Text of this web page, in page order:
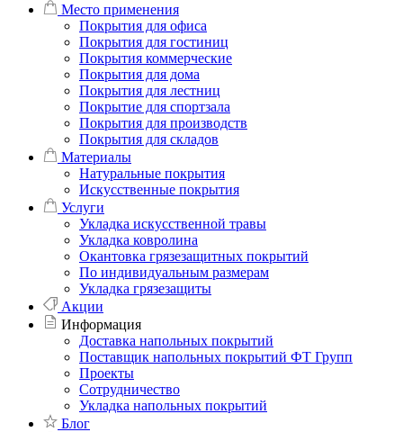
Место применения
Покрытия для офиса
Покрытия для гостиниц
Покрытия коммерческие
Покрытия для дома
Покрытия для лестниц
Покрытие для спортзала
Покрытия для производств
Покрытия для складов
Материалы
Натуральные покрытия
Искусственные покрытия
Услуги
Укладка искусственной травы
Укладка ковролина
Окантовка грязезащитных покрытий
По индивидуальным размерам
Укладка грязезащиты
Акции
Информация
Доставка напольных покрытий
Поставщик напольных покрытий ФТ Групп
Проекты
Сотрудничество
Укладка напольных покрытий
Блог